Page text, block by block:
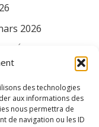
des technologies
aux informations des
nous permettra de
de navigation ou les ID
2026
L’Éducation
du Syndicat